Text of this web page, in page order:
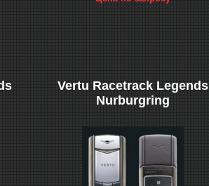
Vertu Racetrack Legends
Nurburgring